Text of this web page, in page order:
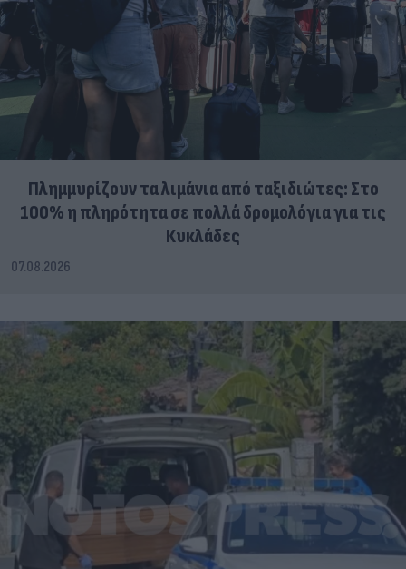
Πλημμυρίζουν τα λιμάνια από ταξιδιώτες: Στο
100% η πληρότητα σε πολλά δρομολόγια για τις
Κυκλάδες
07.08.2026